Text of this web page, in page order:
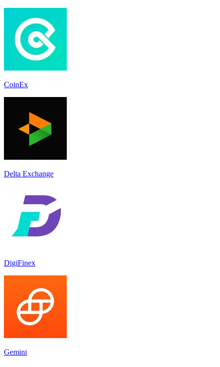
CoinEx
Delta Exchange
DigiFinex
Gemini